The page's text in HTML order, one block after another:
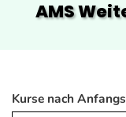
AMS
Kurse nach